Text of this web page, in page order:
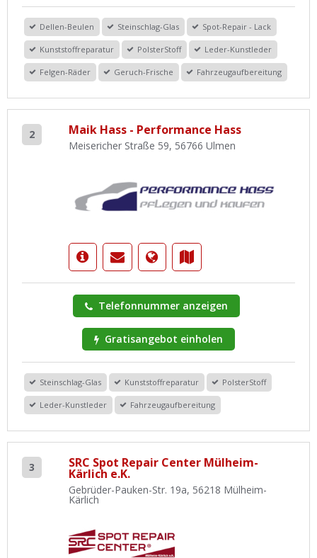
Dellen-Beulen Steinschlag-Glas Spot-Repair - Lack
Kunststoffreparatur PolsterStoff Leder-Kunstleder
Felgen-Räder Geruch-Frische Fahrzeugaufbereitung
2 Maik Hass - Performance Hass
Meisericher Straße 59, 56766 Ulmen
Telefonnummer anzeigen
Gratisangebot einholen
Steinschlag-Glas Kunststoffreparatur PolsterStoff
Leder-Kunstleder Fahrzeugaufbereitung
3 SRC Spot Repair Center Mülheim-
Kärlich e.K.
Gebrüder-Pauken-Str. 19a, 56218 Mülheim-
Kärlich